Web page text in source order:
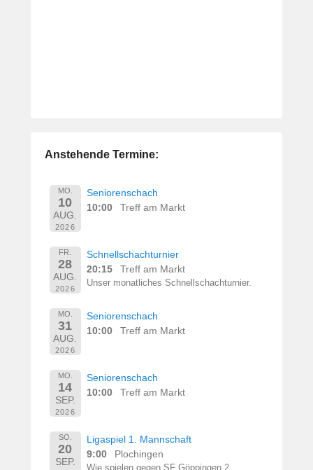
Anstehende Termine:
MO.
10
AUG.
2026
Seniorenschach
10:00
Treff am Markt
FR.
28
AUG.
2026
Schnellschachturnier
20:15
Treff am Markt
Unser monatliches Schnellschachturnier.
MO.
31
AUG.
2026
Seniorenschach
10:00
Treff am Markt
MO.
14
SEP.
2026
Seniorenschach
10:00
Treff am Markt
SO.
20
SEP.
Ligaspiel 1. Mannschaft
9:00
Plochingen
Wie spielen gegen SF Göppingen 2.